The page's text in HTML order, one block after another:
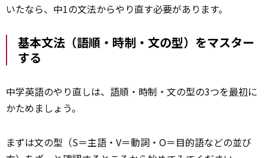
いたなら、中1の文法からやり直す必要があります。
基本文法（語順・時制・文の型）をマスター
する
中学英語のやり直しは、語順・時制・文の型の3つを最初に
かためましょう。
まずは文の型（S＝主語・V＝動詞・O＝目的語などの並び